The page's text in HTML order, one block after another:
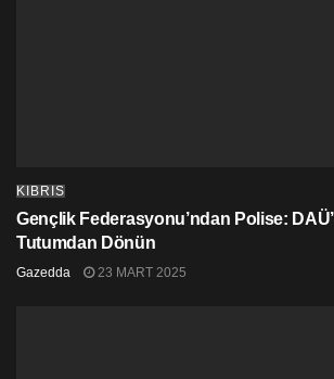
KIBRIS
Gençlik Federasyonu’ndan Polise:
Tutumdan Dönün
Gazedda 23 MART 2025